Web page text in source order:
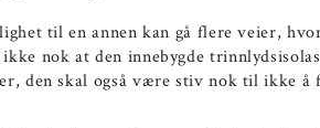
til en annen kan gå flere veier,
nok at den innebygde
den skal også være stiv nok til ikke å